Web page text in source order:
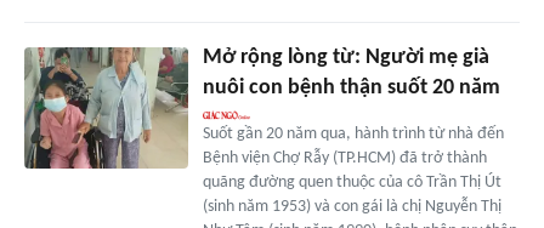
Mở rộng lòng từ: Người mẹ già
nuôi con bệnh thận suốt 20 năm
Suốt gần 20 năm qua, hành trình từ nhà đến
Bệnh viện Chợ Rẫy (TP.HCM) đã trở thành
quãng đường quen thuộc của cô Trần Thị Út
(sinh năm 1953) và con gái là chị Nguyễn Thị